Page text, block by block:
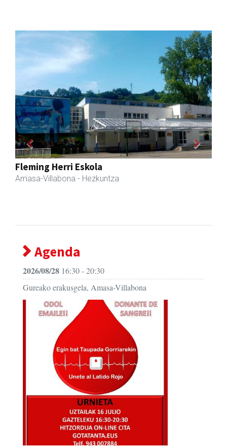
Eizmendi ile-apaindegia
Amasa-Villabona - Ile-apaindegiak
Previous Next
Agenda
2026/08/28 16:30 - 20:30
Gureako erakusgela, Amasa-Villabona